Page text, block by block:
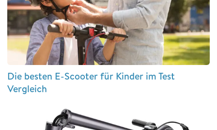
Die besten E-Scooter für Kinder im Test
Vergleich